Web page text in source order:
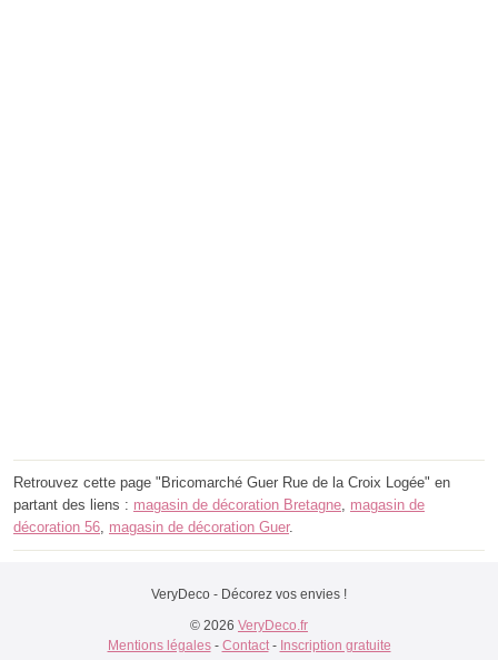
Retrouvez cette page "Bricomarché Guer Rue de la Croix Logée" en
partant des liens : magasin de décoration Bretagne magasin de
décoration 56 magasin de décoration Guer.
VeryDeco - Décorez vos envies !
© 2026 VeryDeco.fr
Mentions légales- Contact- Inscription gratuite